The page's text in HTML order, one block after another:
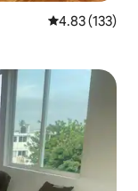
Calificación
4.83 (133)